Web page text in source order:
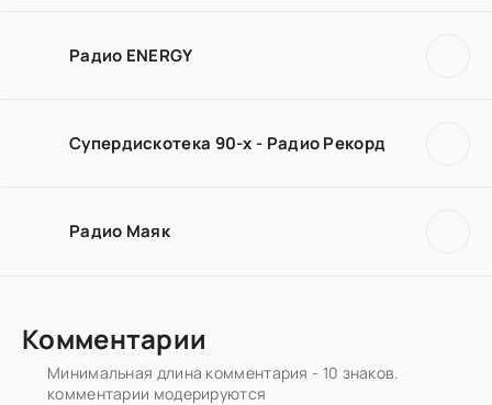
Радио ENERGY
Супердискотека 90-х - Радио Рекорд
Радио Маяк
Комментарии
Минимальная длина комментария - 10 знаков.
комментарии модерируются